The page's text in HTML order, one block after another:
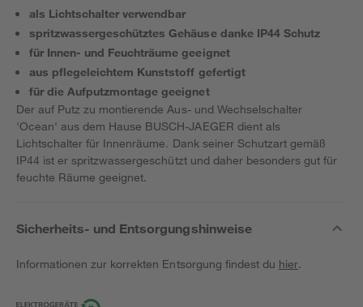
als Lichtschalter verwendbar
spritzwassergeschütztes Gehäuse danke IP44 Schutz
für Innen- und Feuchträume geeignet
aus pflegeleichtem Kunststoff gefertigt
für die Aufputzmontage geeignet
Der auf Putz zu montierende Aus- und Wechselschalter
'Ocean' aus dem Hause BUSCH-JAEGER dient als
Lichtschalter für Innenräume. Dank seiner Schutzart gemäß
IP44 ist er spritzwassergeschützt und daher besonders gut für
feuchte Räume geeignet.
Sicherheits- und Entsorgungshinweise
Informationen zur korrekten Entsorgung findest du hier.